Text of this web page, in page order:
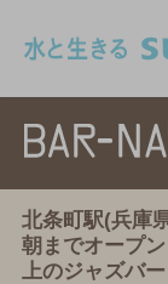
北条町駅(兵庫
朝までオープ
上のジャズバー